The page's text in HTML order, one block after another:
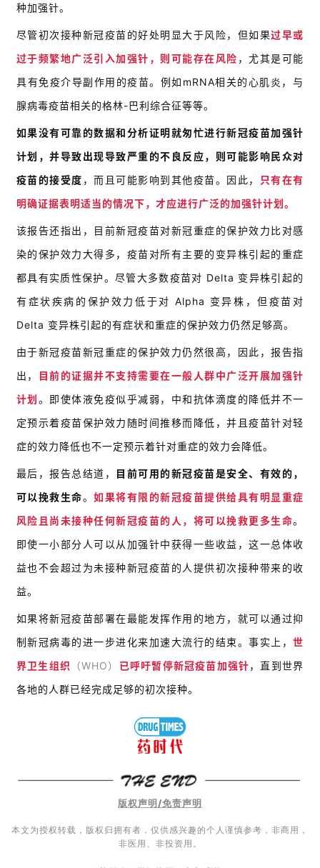
首
页
资
讯
区
彩
种加强针。
尽管初次接种新冠疫苗的好处明显大于风险，但如果过早或
过于频繁地广泛引入加强针，则可能存在风险 ，尤其是可能
具有免疫介导副作用的疫苗。例如mRNA相关的心肌炎，与
腺病毒疫苗相关的格林-巴利综合征等等。
如果没有可靠的数据和分析证明就匆忙进行新冠疫苗加强针
计划，并导致出现导致严重的不良反应，则可能影响民众对
疫苗的接受度 ，而且可能影响到其他疫苗。因此，
只有在有
明确证据表明适当的情况下，才应进行广泛的加强针计划。
该报告还指出，目前新冠疫苗对新冠重症的保护效力比对感
染的保护效力大得多，疫苗对所有主要的变异株引起的重症
都具有实质性保护。尽管大多数疫苗对 Delta 变异株引起的
有症状疾病的保护效力低于对 Alpha 变异株，但疫苗对
Delta 变异株引起的有症状和重症的保护效力仍然足够高。
由于新冠疫苗新冠重症的保护效力仍然很高，因此，报告指
出，
目前的证据并不支持需要在一般人群中广泛开展加强针
计划。即使体液免疫似乎减弱，中和抗体滴度的降低并不一
定预示着疫苗保护效力随时间推移而降低，并且疫苗针对轻
症的效力降低也不一定预示着针对重症的效力会降低。
最后，报告总结道， 目前可用的新冠疫苗是安全、有效的，
可以挽救生命。如果将有限的新冠疫苗提供给具有明显重症
风险且尚未接种任何新冠疫苗的人，将可以挽救更多生命。
即使一小部分人可以从加强针中获得一些收益，这一总体收
益也不会超过为未接种新冠疫苗的人提供初次接种带来的收
益。
如果将新冠疫苗部署在最能发挥作用的地方，就可以通过抑
制新冠病毒的进一步进化来加速大流行的结束。事实上， 世
界卫生组织
（WHO） 已呼吁暂停新冠疫苗加强针，直到世界
各地的人群已经完成足够的初次接种。
版权声明/免责声明
本文为授权转载，版权归拥有者，仅供感兴趣的个人谨慎参考，非商用，
非医用、非投资用。